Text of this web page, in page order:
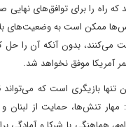
راه را برای توافق‌های
ممکن است به وضعیت‌های
می‌کنند، بدون آنکه آن را حل
آمریکا موفق نخواهد شد.
تنها بازیگری است که
مهار تنش‌ها، حمایت از